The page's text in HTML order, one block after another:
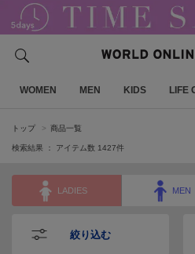
WOMEN MEN KIDS LIFE
トップ 商品一覧
検索結果 ： アイテム数 1427件
LADIES MEN
絞り込む